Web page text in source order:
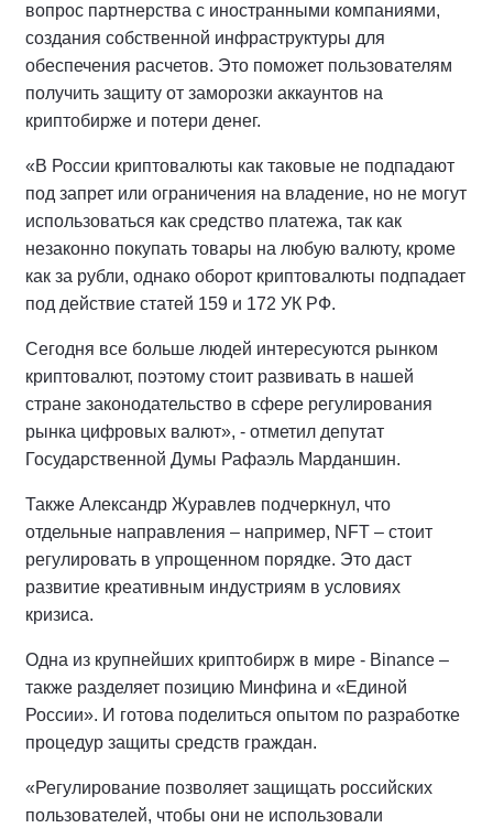
вопрос партнерства с иностранными компаниями,
создания собственной инфраструктуры для
обеспечения расчетов. Это поможет пользователям
получить защиту от заморозки аккаунтов на
криптобирже и потери денег.
«В России криптовалюты как таковые не подпадают
под запрет или ограничения на владение, но не могут
использоваться как средство платежа, так как
незаконно покупать товары на любую валюту, кроме
как за рубли, однако оборот криптовалюты подпадает
под действие статей 159 и 172 УК РФ.
Сегодня все больше людей интересуются рынком
криптовалют, поэтому стоит развивать в нашей
стране законодательство в сфере регулирования
рынка цифровых валют», - отметил депутат
Государственной Думы Рафаэль Марданшин.
Также Александр Журавлев подчеркнул, что
отдельные направления – например, NFT – стоит
регулировать в упрощенном порядке. Это даст
развитие креативным индустриям в условиях
кризиса.
Одна из крупнейших криптобирж в мире - Binance –
также разделяет позицию Минфина и «Единой
России». И готова поделиться опытом по разработке
процедур защиты средств граждан.
«Регулирование позволяет защищать российских
пользователей, чтобы они не использовали